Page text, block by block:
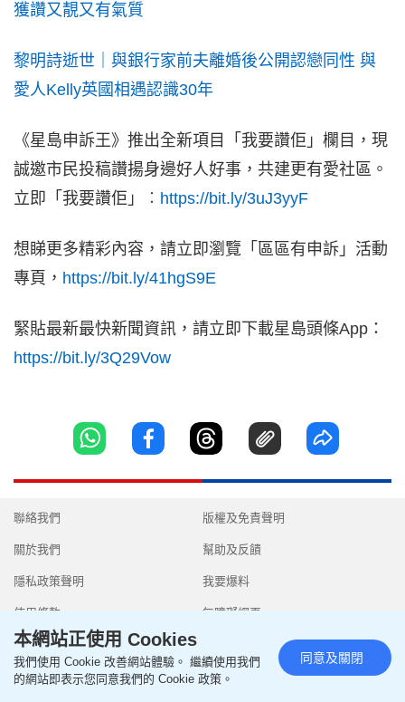
獲讚又靚又有氣質
黎明詩逝世｜與銀行家前夫離婚後公開認戀同性 與
愛人Kelly英國相遇認識30年
《星島申訴王》推出全新項目「我要讚佢」欄目，現
誠邀市民投稿讚揚身邊好人好事，共建更有愛社區。
立即「我要讚佢」︰ https://bit.ly/3uJ3yyF
想睇更多精彩內容，請立即瀏覽「區區有申訴」活動
專頁， https://bit.ly/41hgS9E
緊貼最新最快新聞資訊，請立即下載星島頭條App：
https://bit.ly/3Q29Vow
聯絡我們
關於我們
隱私政策聲明
使用條款
版權及免責聲明
幫助及反饋
我要爆料
無障礙網頁
Copyright © 2026 SingTao Ltd.All rights reserved.
本網站正使用 Cookies
我們使用 Cookie 改善網站體驗。 繼續使用我們
的網站即表示您同意我們的 Cookie 政策。
同意及關閉